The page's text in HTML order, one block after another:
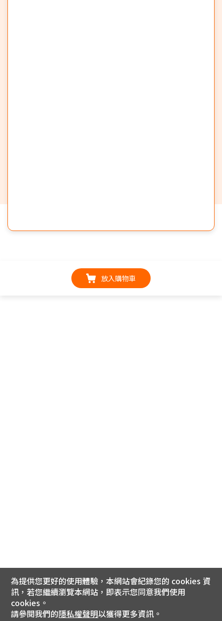
放入購物車
為提供您更好的使用體驗，本網站會紀錄您的 cookies 資
訊，若您繼續瀏覽本網站，即表示您同意我們使用
cookies。
請參閱我們的隱私權聲明以獲得更多資訊。